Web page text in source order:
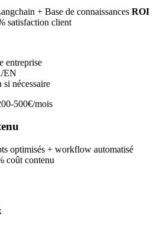
+ Base de connaissances ROI
satisfaction client
entreprise
EN
si nécessaire
500€/mois
optimisés + workflow automatisé
coût contenu